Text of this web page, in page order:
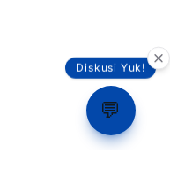
Diskusi Yuk!
💬